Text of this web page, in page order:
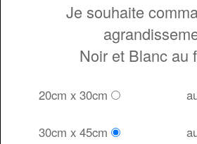
Je souhaite
Noir et Blanc au
20cm x 30cm
30cm x 45cm